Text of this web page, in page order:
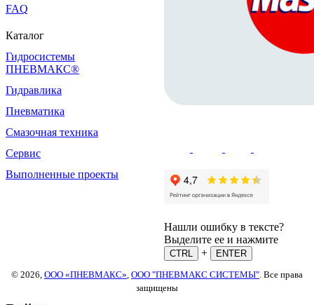
FAQ
Каталог
Гидросистемы
ПНЕВМАКС®
Гидравлика
Пневматика
Смазочная техника
Сервис
Выполненные проекты
Нашли ошибку в тексте?
Выделите ее и нажмите
CTRL +
ENTER
© 2026, ООО «ПНЕВМАКС», ООО "ПНЕВМАКС СИСТЕМЫ". Все права
защищены